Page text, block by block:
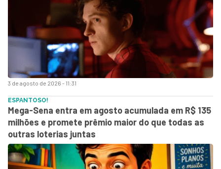
3 de agosto de 2026 - 11:31
ESPANTOSO!
Mega-Sena entra em agosto acumulada em R$ 135
milhões e promete prêmio maior do que todas as
outras loterias juntas